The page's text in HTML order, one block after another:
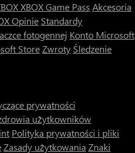
XBOX Game Pass Akcesoria
Opinie Standardy
fotogennej Konto Microsoft
StoreZwroty Śledzenie
prywatności
użytkowników
Polityka prywatności i pliki
Zasady użytkowania Znaki